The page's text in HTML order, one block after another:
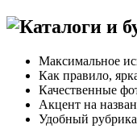
Максимальное
Как правило,
Качественные
Акцент на
Удобный